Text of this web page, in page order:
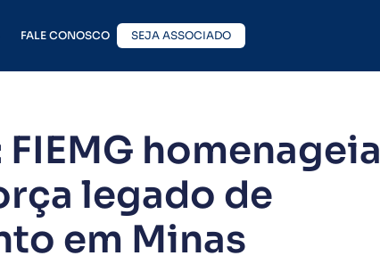
FALE CONOSCO SEJA ASSOCIADO
homenageia
legado de
em Minas